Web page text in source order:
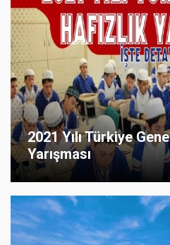
2021 Yılı Türkiye
Yarışması